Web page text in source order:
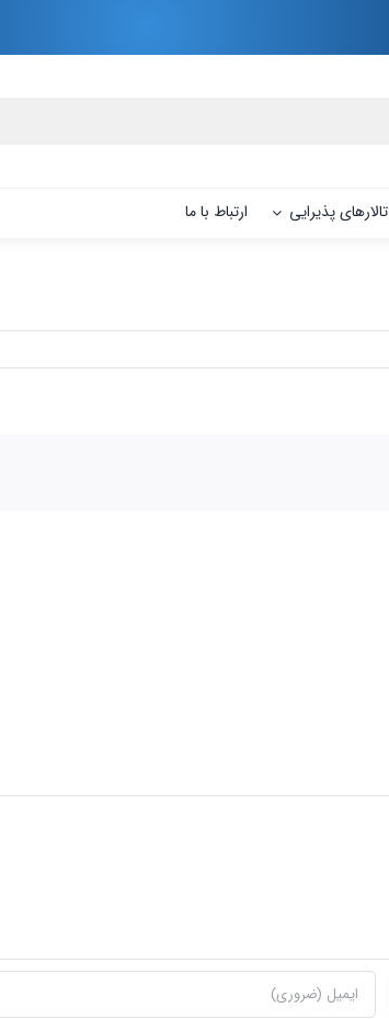
تالارهای پذیرایی ارتباط با ما